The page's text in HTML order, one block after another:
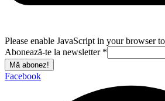
Please enable JavaScript in your browser
Abonează-te la newsletter *
Mă abonez!
Facebook